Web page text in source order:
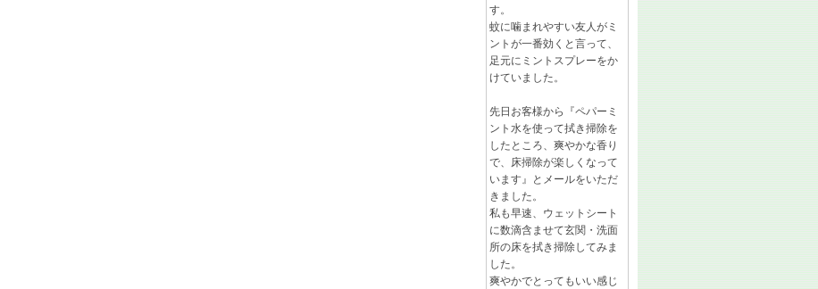
す。
蚊に噛まれやすい友人がミ
ントが一番効くと言って、
足元にミントスプレーをか
けていました。
先日お客様から『ペパーミ
ント水を使って拭き掃除を
したところ、爽やかな香り
で、床掃除が楽しくなって
います』とメールをいただ
きました。
私も早速、ウェットシート
に数滴含ませて玄関・洗面
所の床を拭き掃除してみま
した。
爽やかでとってもいい感じ